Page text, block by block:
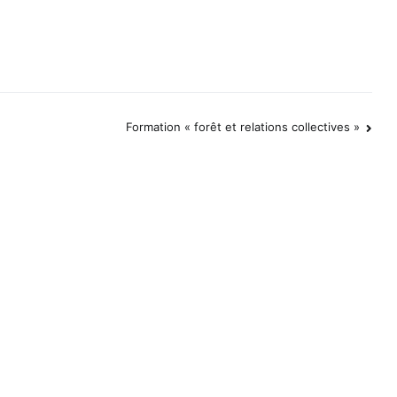
Formation « forêt et relations collectives »